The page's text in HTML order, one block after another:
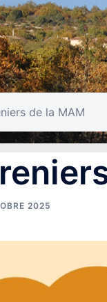
de la MAM
2025